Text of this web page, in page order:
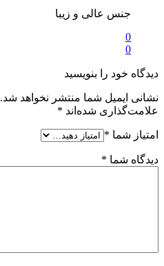
جنس عالی و زیبا
0
0
دیدگاه خود را بنویسید
نشانی ایمیل شما منتشر نخواهد شد.
علامت‌گذاری شده‌اند *
امتیاز شما *
دیدگاه شما *